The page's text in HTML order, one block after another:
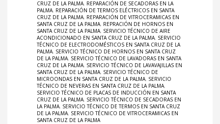
CRUZ DE LA PALMA, REPARACIÓN DE SECADORAS EN LA
PALMA, REPARACIÓN DE TERMOS ELÉCTRICOS EN SANTA
CRUZ DE LA PALMA, REPARACIÓN DE VITROCERAMICAS EN
SANTA CRUZ DE LA PALMA, REPRACIÓN DE HORNOS EN
SANTA CRUZ DE LA PALMA, SERVICIO TÉCNICO DE AIRE
ACONDICIONADO EN SANTA CRUZ DE LA PALMA, SERVICIO
TÉCNICO DE ELECTRODOMÉSTICOS EN SANTA CRUZ DE LA
PALMA, SERVICIO TÉCNICO DE HORNOS EN SANTA CRUZ
DE LA PALMA, SERVICIO TÉCNICO DE LAVADORAS EN SANTA
CRUZ DE LA PALMA, SERVICIO TÉCNICO DE LAVAVAJILLAS EN
SANTA CRUZ DE LA PALMA, SERVICIO TÉCNICO DE
MICROONDAS EN SANTA CRUZ DE LA PALMA, SERVICIO
TÉCNICO DE NEVERAS EN SANTA CRUZ DE LA PALMA,
SERVICIO TÉCNICO DE PLACAS DE INDUCCIÓN EN SANTA
CRUZ DE LA PALMA, SERVICIO TÉCNICO DE SECADORAS EN
LA PALMA, SERVICIO TÉCNICO DE TERMOS EN SANTA CRUZ
DE LA PALMA, SERVICIO TÉCNICO DE VITROCERAMICAS EN
SANTA CRUZ DE LA PALMA